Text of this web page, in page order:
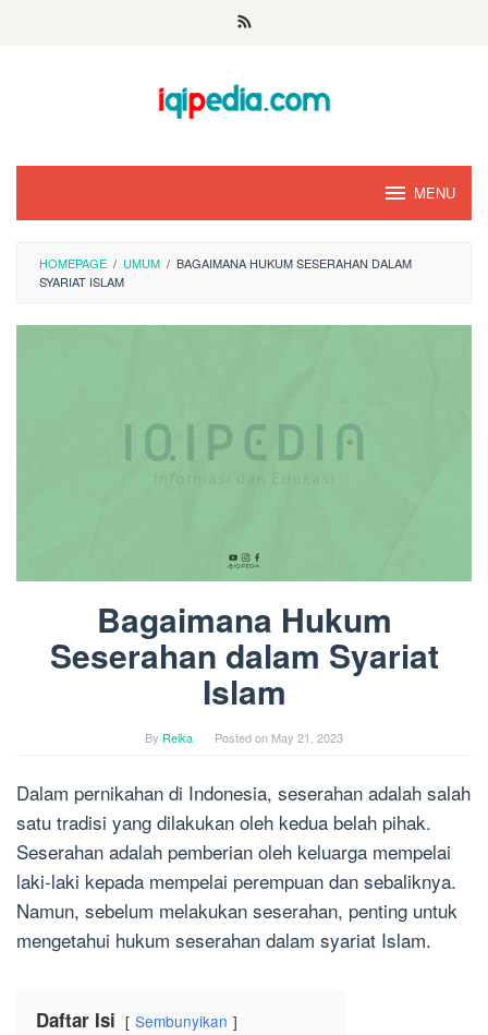
MENU
HOMEPAGE / UMUM / BAGAIMANA HUKUM SESERAHAN DALAM
SYARIAT ISLAM
Bagaimana Hukum
Seserahan dalam Syariat
Islam
By Reika Posted on May 21, 2023
Dalam pernikahan di Indonesia, seserahan adalah salah
satu tradisi yang dilakukan oleh kedua belah pihak.
Seserahan adalah pemberian oleh keluarga mempelai
laki-laki kepada mempelai perempuan dan sebaliknya.
Namun, sebelum melakukan seserahan, penting untuk
mengetahui hukum seserahan dalam syariat Islam.
Daftar Isi Sembunyikan